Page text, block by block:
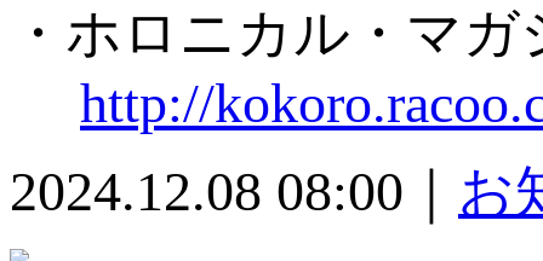
・ホロニカル・マガ
http://
2024.12.08 08:00｜ お